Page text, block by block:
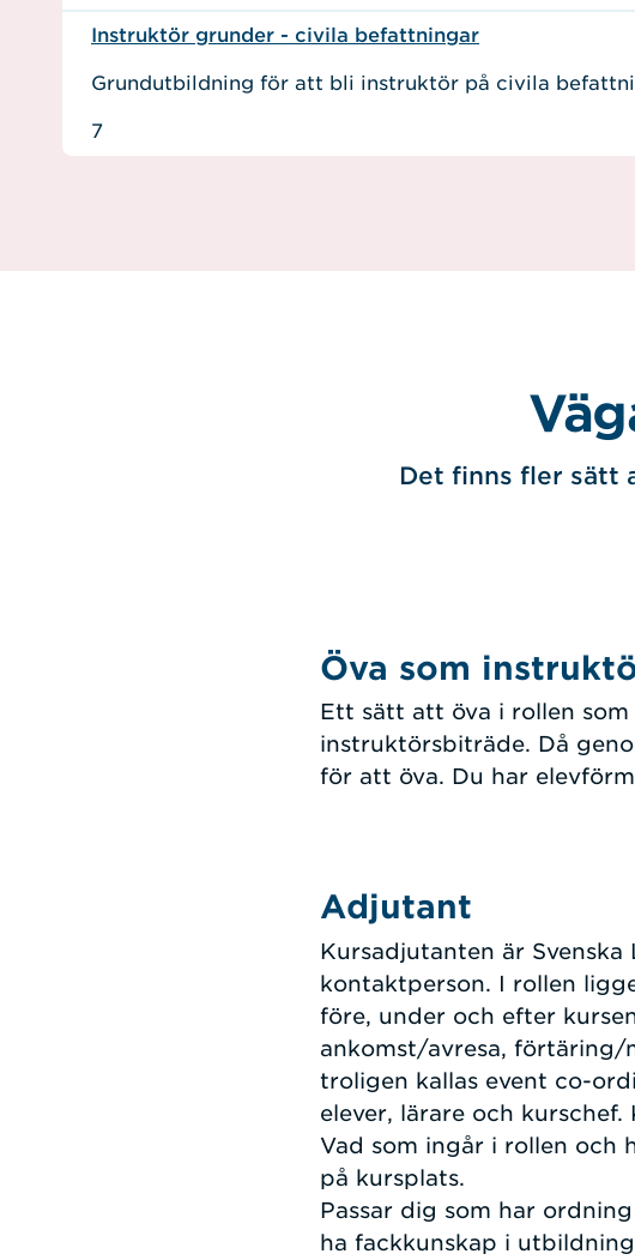
Instruktör grunder - civila befattningar
Grundutbildning för att bli instruktör på civila
7
Det finns fler sätt
Öva som
Ett sätt att öva i rollen
instruktörsbiträde. Då
för att öva. Du har
Adjutant
Kursadjutanten är
kontaktperson. I rollen
före, under och efter
ankomst/avresa, förtäring/
troligen kallas event co-
elever, lärare och
Vad som ingår i rollen och
på kursplats.
Passar dig som har
ha fackkunskap i